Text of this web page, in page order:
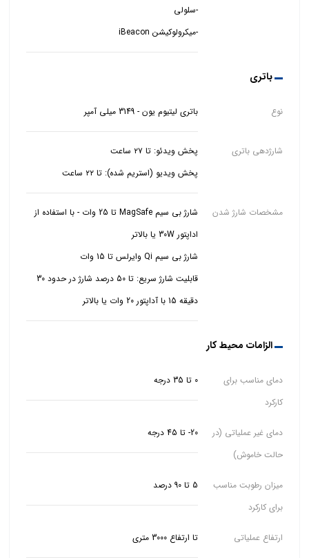
-میکرولوکیشن iBeacon
باتری
نوع باتری لیتیوم یون - 3149 میلی آمپر
شارژدهی باتری
پخش ویدئو: تا ۲۷ ساعت
پخش ویدیو (استریم شده): تا ۲۲ ساعت
مشخصات شارژ شدن
شارژ بی سیم MagSafe تا 25 وات - با استفاده از
اداپتور 30W یا بالاتر
قابلیت شارژ سریع: تا 50 درصد شارژ در حدود 30
دقیقه 15 با آداپتور 20 وات یا بالاتر
الزامات محیط کار
دمای مناسب برای
کارکرد
0 تا 35 درجه
دمای غیر عملیاتی (در
حالت خاموش)
20- تا 45 درجه
میزان رطوبت مناسب
برای کارکرد
5 تا 90 درصد
ارتفاع عملیاتی تا ارتفاع 3000 متری